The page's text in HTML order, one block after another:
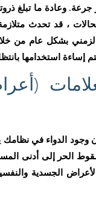
وعادة ما تبلغ
بشكل عام من
إساءة استخدامها
وجود الدواء في
الحر إلى أدنى
الجسدية